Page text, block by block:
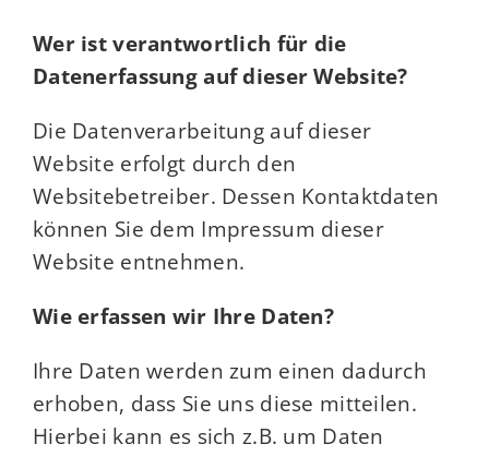
Wer ist verantwortlich für die
Datenerfassung auf dieser Website?
Die Datenverarbeitung auf dieser
Website erfolgt durch den
Websitebetreiber. Dessen Kontaktdaten
können Sie dem Impressum dieser
Website entnehmen.
Wie erfassen wir Ihre Daten?
Ihre Daten werden zum einen dadurch
erhoben, dass Sie uns diese mitteilen.
Hierbei kann es sich z.B. um Daten